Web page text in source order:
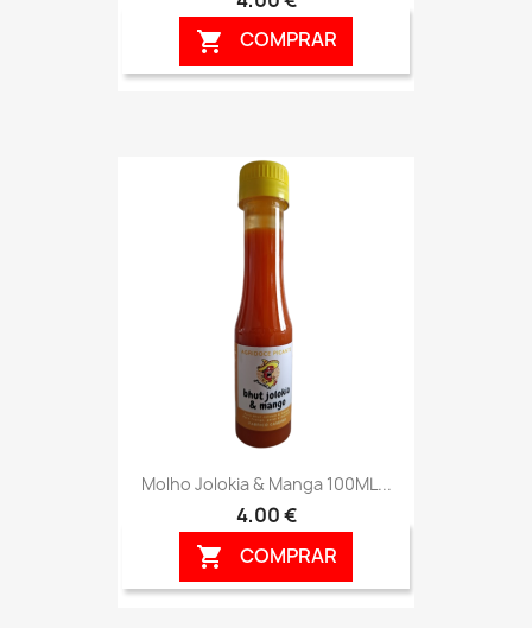
 COMPRAR
Molho Jolokia & Manga 100ML...
4,00 €
 COMPRAR